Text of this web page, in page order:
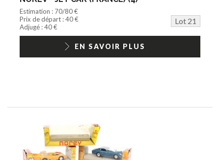
Estimation : 70/80 €
Prix de départ : 40 €
Lot 21
Adjugé : 40 €
EN SAVOIR PLUS